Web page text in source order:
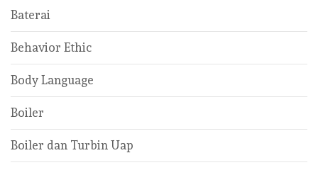
Baterai
Behavior Ethic
Body Language
Boiler
Boiler dan Turbin Uap